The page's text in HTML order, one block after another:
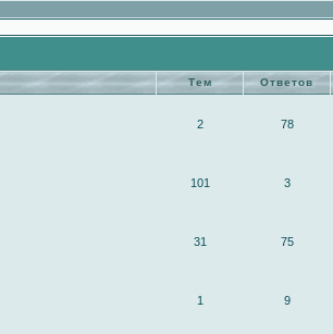
Тем Ответов
2 78
101 3
31 75
1 9